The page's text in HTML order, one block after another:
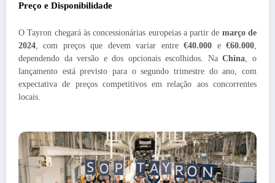
Preço e Disponibilidade
O Tayron chegará às concessionárias europeias a partir de março de
2024 , com preços que devem variar entre€40.000 e€60.000
dependendo da versão e dos opcionais escolhidos. NaChina , o
lançamento está previsto para o segundo trimestre do ano, com
expectativa de preços competitivos em relação aos concorrentes
locais.